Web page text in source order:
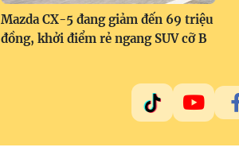
Mazda CX-5 đang giảm đến 69 triệu
đồng, khởi điểm rẻ ngang SUV cỡ B